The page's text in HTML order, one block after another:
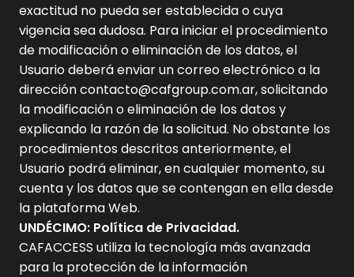
exactitud no pueda ser establecida o cuya
vigencia sea dudosa. Para iniciar el procedimiento
de modificación o eliminación de los datos, el
Usuario deberá enviar un correo electrónico a la
dirección contacto@cafgroup.com.ar, solicitando
la modificación o eliminación de los datos y
explicando la razón de la solicitud. No obstante los
procedimientos descritos anteriormente, el
Usuario podrá eliminar, en cualquier momento, su
cuenta y los datos que se contengan en ella desde
la plataforma Web.
UNDÉCIMO: Política de Privacidad.
CAFACCESS utiliza la tecnología más avanzada
para la protección de la información